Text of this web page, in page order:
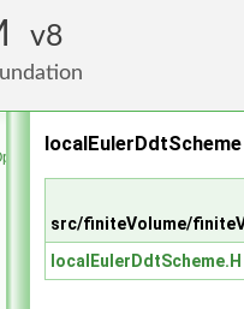
8
Foundation
src/finiteVolume/
localEulerDdtScheme.H